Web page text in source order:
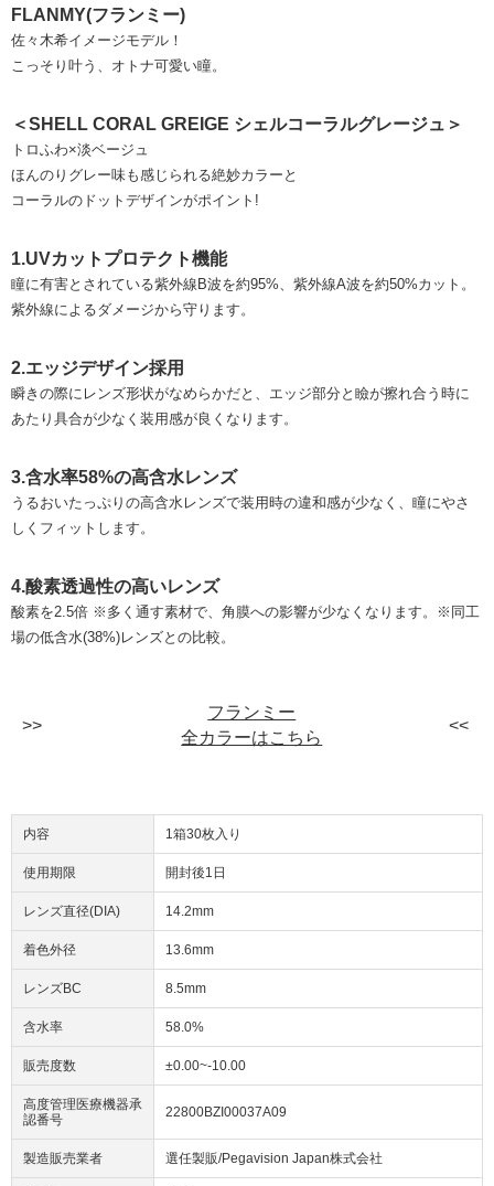
FLANMY(フランミー)
佐々木希イメージモデル！
こっそり叶う、オトナ可愛い瞳。
＜SHELL CORAL GREIGE シェルコーラルグレージュ＞
トロふわ×淡ベージュ
ほんのりグレー味も感じられる絶妙カラーと
コーラルのドットデザインがポイント!
1.UVカットプロテクト機能
瞳に有害とされている紫外線B波を約95%、紫外線A波を約50%カット。
紫外線によるダメージから守ります。
2.エッジデザイン採用
瞬きの際にレンズ形状がなめらかだと、エッジ部分と瞼が擦れ合う時に
あたり具合が少なく装用感が良くなります。
3.含水率58%の高含水レンズ
うるおいたっぷりの高含水レンズで装用時の違和感が少なく、瞳にやさ
しくフィットします。
4.酸素透過性の高いレンズ
酸素を2.5倍 ※多く通す素材で、角膜への影響が少なくなります。※同工
場の低含水(38%)レンズとの比較。
フランミー
全カラーはこちら
内容 1箱30枚入り
使用期限 開封後1日
レンズ直径(DIA) 14.2mm
着色外径 13.6mm
レンズBC 8.5mm
含水率 58.0%
販売度数 ±0.00~-10.00
高度管理医療機器承
認番号
22800BZI00037A09
製造販売業者 選任製販/Pegavision Japan株式会社